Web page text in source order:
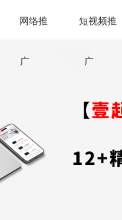
网络推
广
短视频推
广